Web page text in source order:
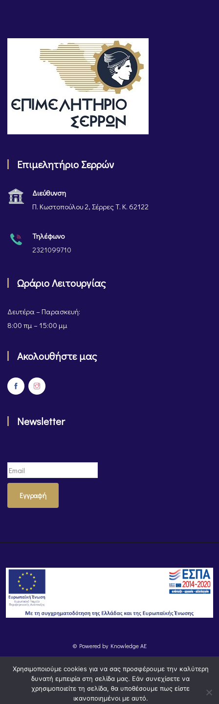
Επιμελητήριο Σερρών
Διεύθυνση
Π. Κωστοπούλου 2, Σέρρες Τ. Κ. 62122
Τηλέφωνο
2321099710
Ωράριο Λειτουργίας
Δευτέρα – Παρασκευή:
8:00 πμ – 15:00 μμ
Ακολουθήστε μας
Newsletter
Εγγραφή
© Powered by Knowledge AE
Χρησιμοποιούμε cookies για να σας προσφέρουμε την καλύτερη
δυνατή εμπειρία στη σελίδα μας. Εάν συνεχίσετε να
χρησιμοποιείτε τη σελίδα, θα υποθέσουμε πως είστε
ικανοποιημένοι με αυτό.